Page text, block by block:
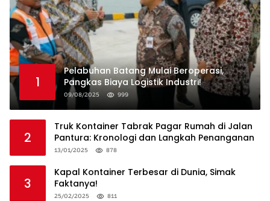
1
Pelabuhan Batang Mulai Beroperasi,
Pangkas Biaya Logistik Industri!
09/08/2025 999
2
Truk Kontainer Tabrak Pagar Rumah di Jalan
Pantura: Kronologi dan Langkah Penanganan
13/01/2025 878
3
Kapal Kontainer Terbesar di Dunia, Simak
Faktanya!
25/02/2025 811